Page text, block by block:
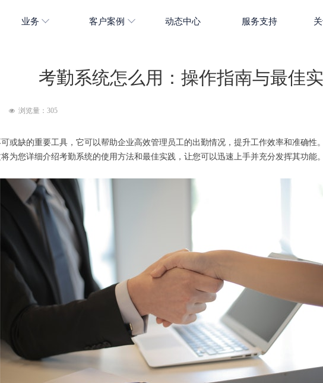
业务 客户案例 动态中心 服务支持
考勤系统怎么用：操作指南与最佳
或缺的重要工具，它可以帮助企业高效管理员工的出勤情况，提升工作效率和准确性
为您详细介绍考勤系统的使用方法和最佳实践，让您可以迅速上手并充分发挥其功能。
넶 浏览量： 305